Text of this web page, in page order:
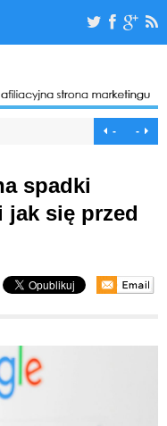
- -
spadki
jak się przed